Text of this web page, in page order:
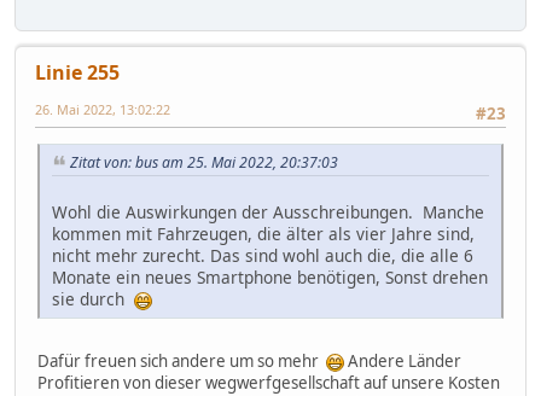
Linie 255
#23
26. Mai 2022, 13:02:22
Zitat von: bus am 25. Mai 2022, 20:37:03
Wohl die Auswirkungen der Ausschreibungen. Manche
kommen mit Fahrzeugen, die älter als vier Jahre sind,
nicht mehr zurecht. Das sind wohl auch die, die alle 6
Monate ein neues Smartphone benötigen, Sonst drehen
sie durch
Dafür freuen sich andere um so mehr
Andere Länder
Profitieren von dieser wegwerfgesellschaft auf unsere Kosten